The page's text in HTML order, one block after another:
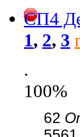
СП4
1, 2, 3
.
100%
62